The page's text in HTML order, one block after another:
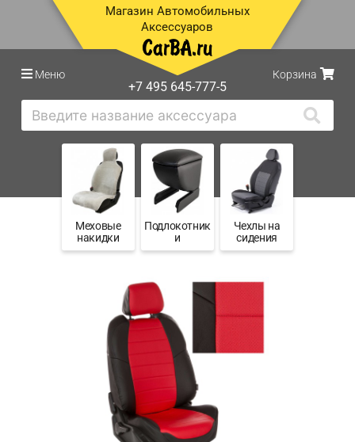
Магазин Автомобильных
Аксессуаров
Меню
+7 495 645-777-5
Корзина
Меховые
накидки
Подлокотник
и
Чехлы на
сидения